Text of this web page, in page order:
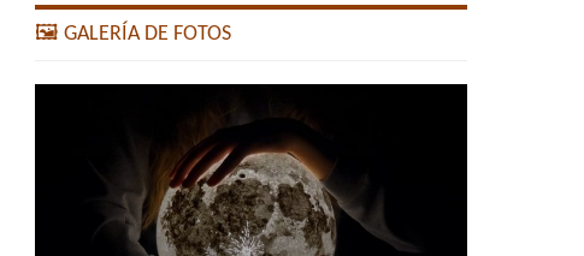
🖼️ GALERÍA DE FOTOS